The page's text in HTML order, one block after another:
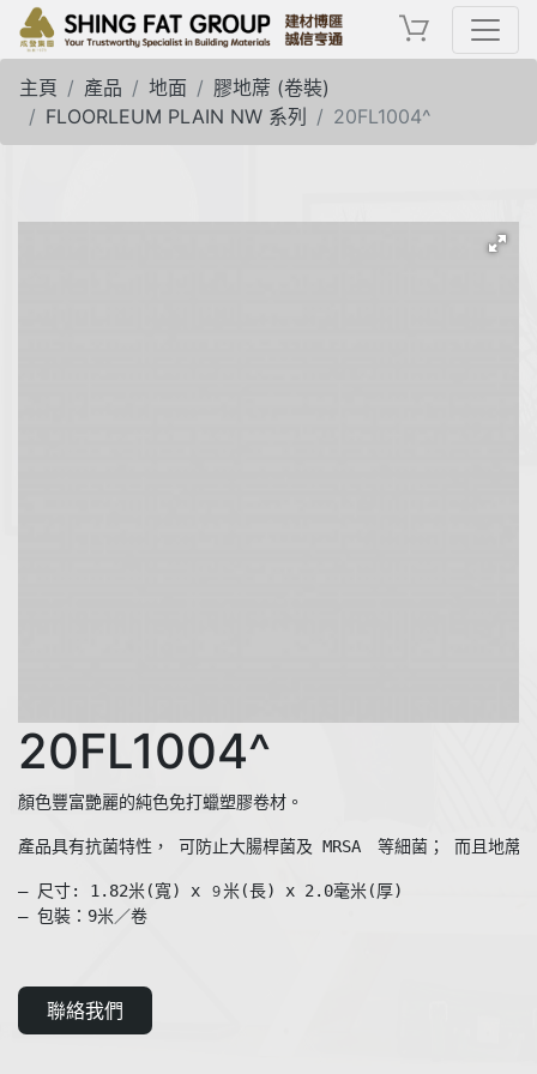
主頁 產品 地面
膠地蓆 (卷裝)
FLOORLEUM PLAIN NW 系列
20FL1004^
20FL1004^
產品具有抗菌特性， 可防止大腸桿菌及 MRSA　等細菌； 而且地
— 尺寸: 1.82米(寬) x ９米(長) x 2.0毫米(厚)
聯絡我們